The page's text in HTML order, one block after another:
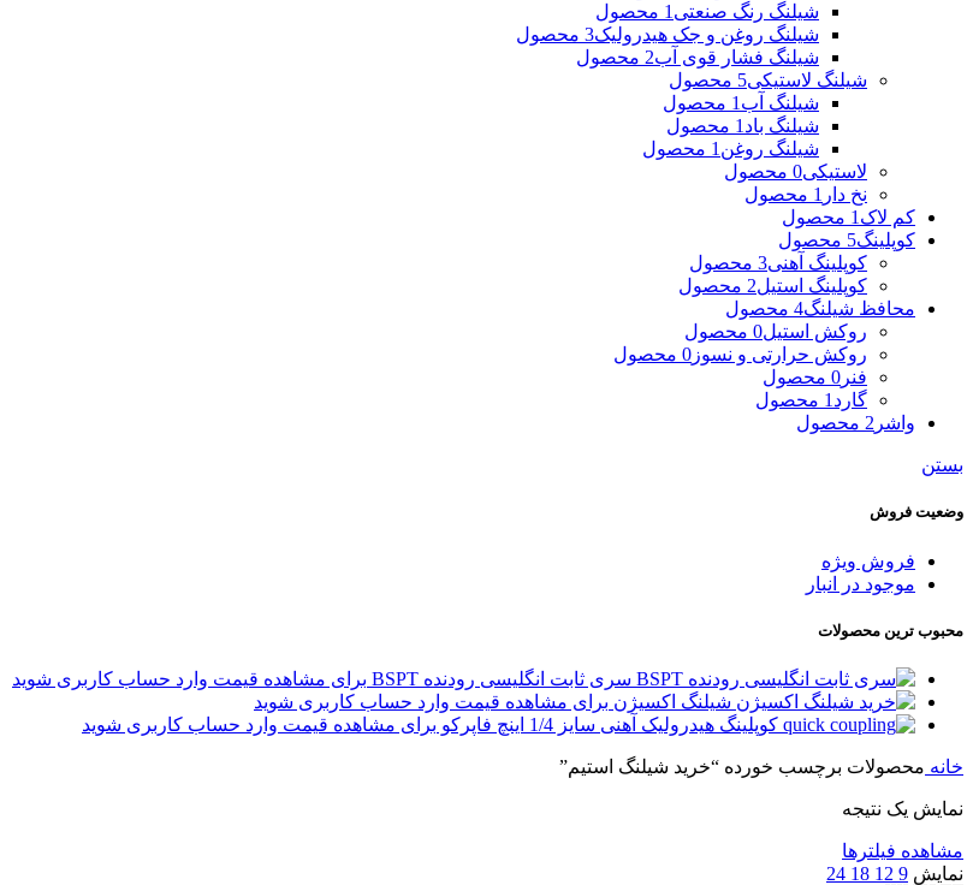
شیلنگ رنگ صنعتی 1 محصول
شیلنگ روغن و جک هیدرولیک3 محصول
شیلنگ فشار قوی آب2 محصول
شیلنگ لاستیکی5 محصول
شیلنگ آب 1 محصول
شیلنگ باد 1 محصول
شیلنگ روغن 1 محصول
لاستیکی0 محصول
نخ دار 1 محصول
کم لاک 1 محصول
کوپلینگ5 محصول
کوپلینگ آهنی3 محصول
کوپلینگ استیل2 محصول
محافظ شیلنگ4 محصول
روکش استیل0 محصول
روکش حرارتی و نسوز 0 محصول
فنر 0 محصول
گارد 1 محصول
واشر 2 محصول
بستن
وضعیت فروش
فروش ویژه
موجود در انبار
محبوب ترین محصولات
سری ثابت انگلیسی رودنده BSPT
برای مشاهده قیمت وارد حساب کاربری شوید
شیلنگ اکسیژن برای مشاهده قیمت وارد حساب کاربری شوید
کوپلینگ هیدرولیک آهنی سایز 1/4 اینچ فاپرکو
برای مشاهده قیمت وارد حساب کاربری شوید
خانه محصولات برچسب خورده “خرید شیلنگ استیم”
نمایش یک نتیجه
مشاهده فیلترها
نمایش 9
12
18
24